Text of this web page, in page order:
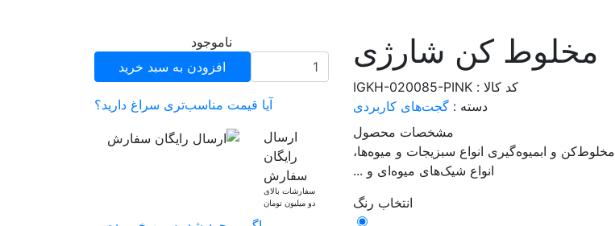
مخلوط کن شارژی
کد کالا : IGKH-020085-PINK
دسته :گجت‌های کاربردی
مشخصات محصول
مخلوط‌کن و ابمیوه‌گیری انواع سبزیجات و میوه‌ها،
انواع شیک‌های میوه‌ای و ...
انتخاب رنگ
ناموجود
افزودن به سبد خرید
آیا قیمت مناسب‌تری سراغ دارید؟
ارسال
رایگان
سفارش
سفارشات بالای
دو میلیون تومان